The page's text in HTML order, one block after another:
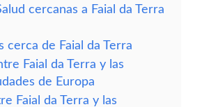
cercanas a Faial da Terra
cerca de Faial da Terra
Faial da Terra y las
de Europa
Faial da Terra y las